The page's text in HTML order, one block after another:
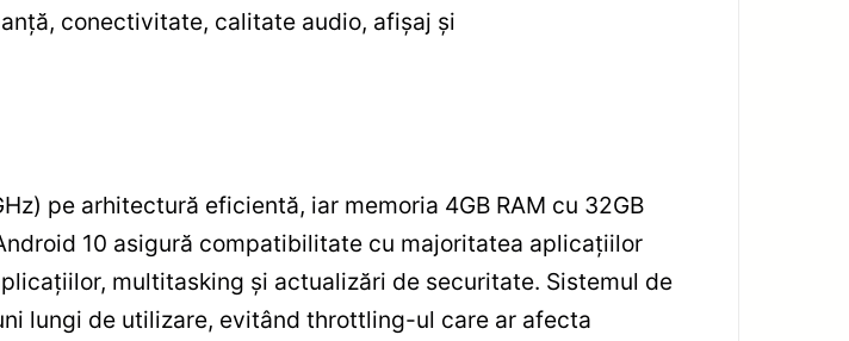
conectivitate, calitate audio, afișaj și
pe arhitectură eficientă, iar memoria 4GB RAM cu 32GB
10 asigură compatibilitate cu majoritatea aplicațiilor
multitasking și actualizări de securitate. Sistemul de
lungi de utilizare, evitând throttling-ul care ar afecta